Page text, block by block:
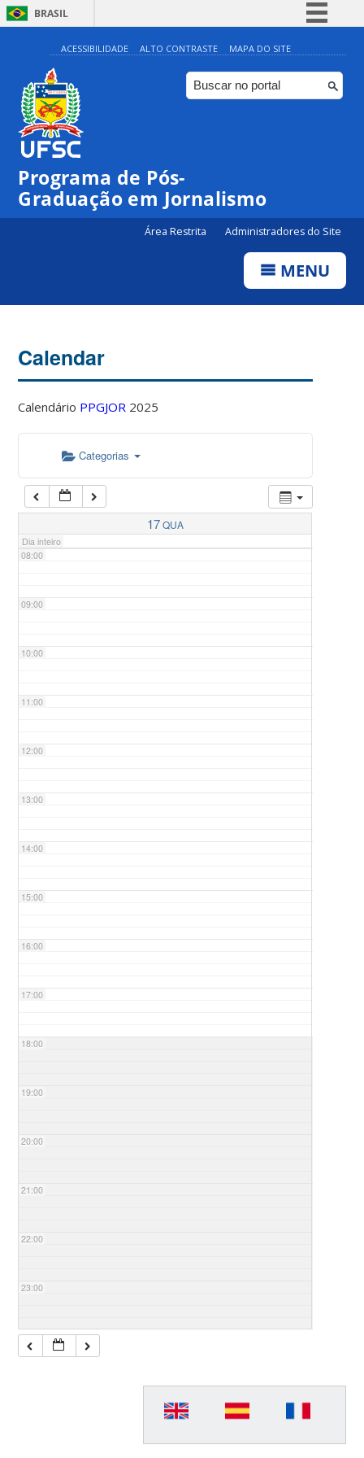
BRASIL
Simplifique!
Comunica BR
Participe
ACESSIBILIDADE ALTO CONTRASTE MAPA DO SITE
Programa de Pós-
Graduação em Jornalismo
Área Restrita Administradores do Site
MENU
Calendar
Calendário PPGJOR 2025
Categorias
17QUA
Dia inteiro
04:00
05:00
07:00
08:00
09:00
10:00
11:00
12:00
13:00
14:00
15:00
16:00
17:00
18:00
19:00
20:00
21:00
22:00
23:00